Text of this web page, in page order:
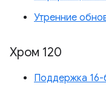
Утренние
Хром 120
Поддержка 16-